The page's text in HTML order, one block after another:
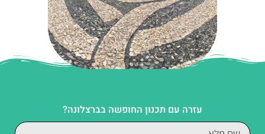
עזרה עם תכנון החופשה בברצלונה?